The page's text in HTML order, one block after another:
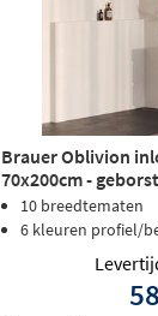
Brauer Oblivion
70x200cm -
10 breedtematen
6 kleuren profiel/